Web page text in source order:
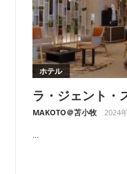
ホテル
ラ・ジェント・
MAKOTO＠苫小牧 2024
...